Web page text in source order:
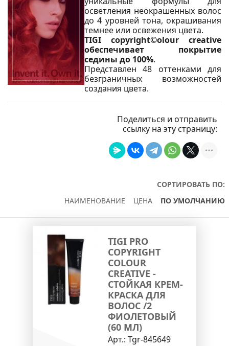
осветления неокрашенных волос
до 4 уровней тона, окрашивания
темнее или освежения цвета.
TIGI copyright©olour creative
обеспечивает покрытие
седины до 100%.
Представлен 48 оттенками для
безграничных возможностей
создания цвета.
Поделиться и отправить
ссылку на эту страницу:
СОРТИРОВАТЬ ПО:
НАИМЕНОВАНИЕ
ЦЕНА ПО УМОЛЧАНИЮ
TIGI PRO
COPYRIGHT
COLOUR
CREATIVE -
СТОЙКАЯ КРЕМ-
КРАСКА ДЛЯ
ВОЛОС /2
ФИОЛЕТОВЫЙ
(60 МЛ)
Арт.: Tgr-845649